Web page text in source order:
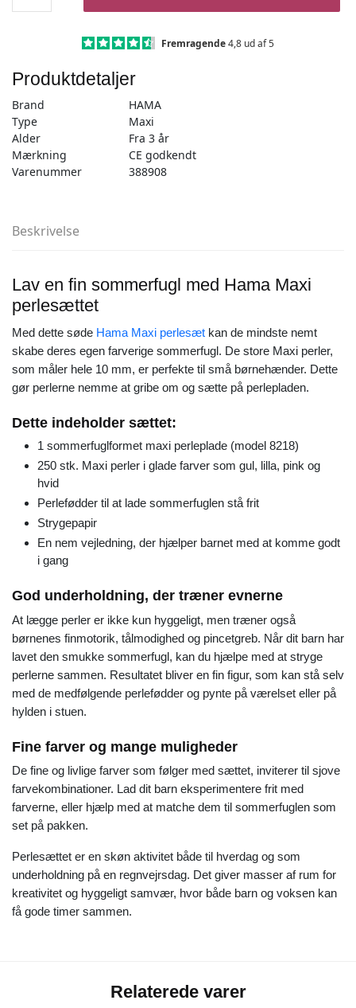
Perlesæt
Maxi
Perler
+
Sommerfugl
Perleplade
antal
Fremragende4,8 ud af 5
Produktdetaljer
Brand
HAMA
Type
Maxi
Alder
Fra 3 år
Mærkning
CE godkendt
Varenummer
388908
Beskrivelse
Lav en fin sommerfugl med Hama Maxi
perlesættet
Med dette søde Hama Maxi perlesæt kan de mindste nemt
skabe deres egen farverige sommerfugl. De store Maxi perler,
som måler hele 10 mm, er perfekte til små børnehænder. Dette
gør perlerne nemme at gribe om og sætte på perlepladen.
Dette indeholder sættet:
1 sommerfuglformet maxi perleplade (model 8218)
250 stk. Maxi perler i glade farver som gul, lilla, pink og
hvid
Perlefødder til at lade sommerfuglen stå frit
Strygepapir
En nem vejledning, der hjælper barnet med at komme godt
i gang
God underholdning, der træner evnerne
At lægge perler er ikke kun hyggeligt, men træner også
børnenes finmotorik, tålmodighed og pincetgreb. Når dit barn har
lavet den smukke sommerfugl, kan du hjælpe med at stryge
perlerne sammen. Resultatet bliver en fin figur, som kan stå selv
med de medfølgende perlefødder og pynte på værelset eller på
hylden i stuen.
Fine farver og mange muligheder
De fine og livlige farver som følger med sættet, inviterer til sjove
farvekombinationer. Lad dit barn eksperimentere frit med
farverne, eller hjælp med at matche dem til sommerfuglen som
set på pakken.
Perlesættet er en skøn aktivitet både til hverdag og som
underholdning på en regnvejrsdag. Det giver masser af rum for
kreativitet og hyggeligt samvær, hvor både barn og voksen kan
få gode timer sammen.
Relaterede varer